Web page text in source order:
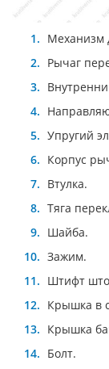
Механизм
Рычаг
Упругий
Корпус
Втулка.
Тяга
Шайба.
Зажим.
Штифт
Крышка в
Крышка
Болт.